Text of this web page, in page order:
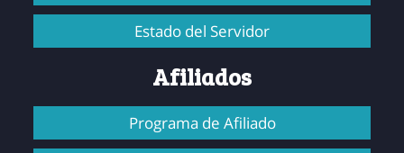
Estado del Servidor
Afiliados
Programa de Afiliado